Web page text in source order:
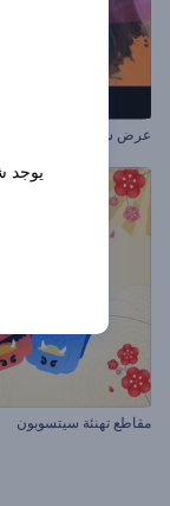
عرض شرائح لرذاذ الحبر
مقاطع تهنئة سيتسوبون